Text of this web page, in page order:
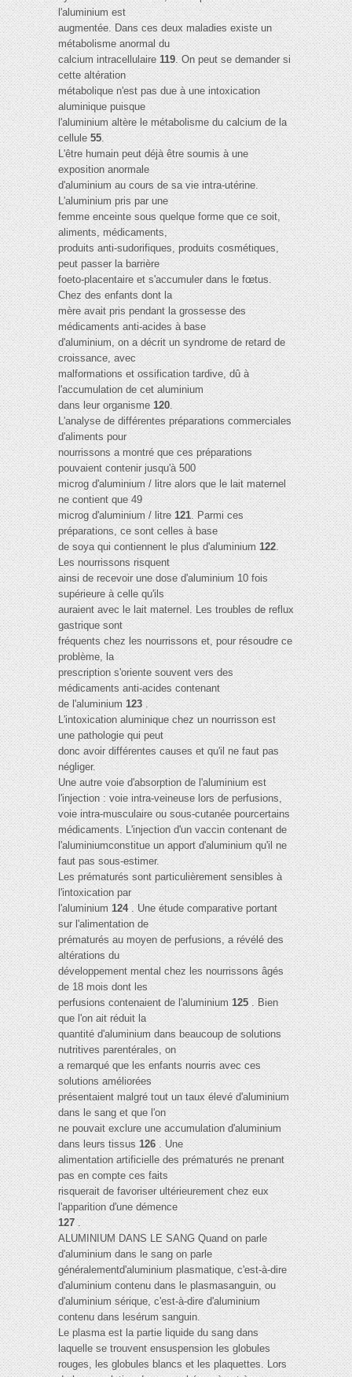
l'aluminium est
augmentée. Dans ces deux maladies existe un
métabolisme anormal du
calcium intracellulaire119. On peut se demander si
cette altération
métabolique n'est pas due à une intoxication
aluminique puisque
l'aluminium altère le métabolisme du calcium de la
cellule55.
L'être humain peut déjà être soumis à une
exposition anormale
d'aluminium au cours de sa vie intra-utérine.
L'aluminium pris par une
femme enceinte sous quelque forme que ce soit,
aliments, médicaments,
produits anti-sudorifiques, produits cosmétiques,
peut passer la barrière
foeto-placentaire et s'accumuler dans le fœtus.
Chez des enfants dont la
mère avait pris pendant la grossesse des
médicaments anti-acides à base
d'aluminium, on a décrit un syndrome de retard de
croissance, avec
malformations et ossification tardive, dû à
l'accumulation de cet aluminium
dans leur organisme120.
L'analyse de différentes préparations commerciales
d'aliments pour
nourrissons a montré que ces préparations
pouvaient contenir jusqu'à 500
microg d'aluminium / litre alors que le lait maternel
ne contient que 49
microg d'aluminium / litre121. Parmi ces
préparations, ce sont celles à base
de soya qui contiennent le plus d'aluminium122.
Les nourrissons risquent
ainsi de recevoir une dose d'aluminium 10 fois
supérieure à celle qu'ils
auraient avec le lait maternel. Les troubles de reflux
gastrique sont
fréquents chez les nourrissons et, pour résoudre ce
problème, la
prescription s'oriente souvent vers des
médicaments anti-acides contenant
de l'aluminium123.
L'intoxication aluminique chez un nourrisson est
une pathologie qui peut
donc avoir différentes causes et qu'il ne faut pas
négliger.
Une autre voie d'absorption de l'aluminium est
l'injection : voie intra-veineuse lors de perfusions,
voie intra-musculaire ou sous-cutanée pourcertains
médicaments. L'injection d'un vaccin contenant de
l'aluminiumconstitue un apport d'aluminium qu'il ne
faut pas sous-estimer.
Les prématurés sont particulièrement sensibles à
l'intoxication par
l'aluminium124. Une étude comparative portant
sur l'alimentation de
prématurés au moyen de perfusions, a révélé des
altérations du
développement mental chez les nourrissons âgés
de 18 mois dont les
perfusions contenaient de l'aluminium125. Bien
que l'on ait réduit la
quantité d'aluminium dans beaucoup de solutions
nutritives parentérales, on
a remarqué que les enfants nourris avec ces
solutions améliorées
présentaient malgré tout un taux élevé d'aluminium
dans le sang et que l'on
ne pouvait exclure une accumulation d'aluminium
dans leurs tissus126. Une
alimentation artificielle des prématurés ne prenant
pas en compte ces faits
risquerait de favoriser ultérieurement chez eux
l'apparition d'une démence
127.
ALUMINIUM DANS LE SANG Quand on parle
d'aluminium dans le sang on parle
généralementd'aluminium plasmatique, c'est-à-dire
d'aluminium contenu dans le plasmasanguin, ou
d'aluminium sérique, c'est-à-dire d'aluminium
contenu dans lesérum sanguin.
Le plasma est la partie liquide du sang dans
laquelle se trouvent ensuspension les globules
rouges, les globules blancs et les plaquettes. Lors